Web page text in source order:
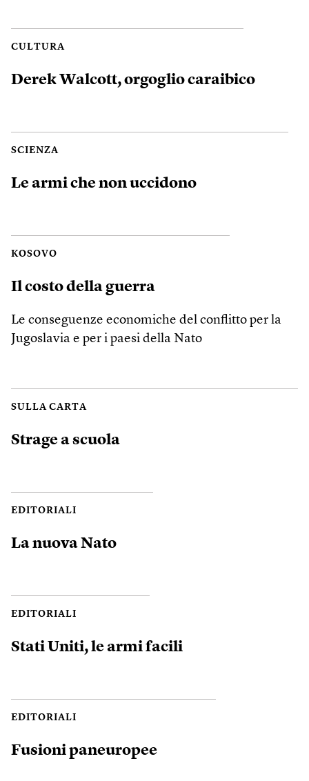
CULTURA
Derek Walcott, orgoglio caraibico
SCIENZA
Le armi che non uccidono
KOSOVO
Il costo della guerra
Le conseguenze economiche del conflitto per la
Jugoslavia e per i paesi della Nato
SULLA CARTA
Strage a scuola
EDITORIALI
La nuova Nato
EDITORIALI
Stati Uniti, le armi facili
EDITORIALI
Fusioni paneuropee